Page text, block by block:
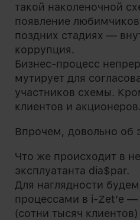
такой наколеночной
появление
поздних стадиях —
коррупция.
Бизнес-процесс
мутирует для
участников схемы.
клиентов и акционеров.
Впрочем, довольно об
Что же происходит в
эксплуатанта dia$par.
Для наглядности
процессами в i-Zet’е
(сотни тысяч